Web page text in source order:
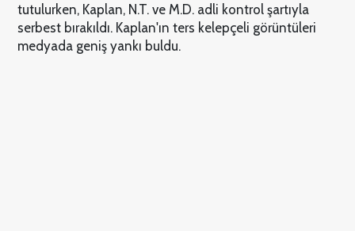
tutulurken, Kaplan, N.T. ve M.D. adli kontrol şartıyla
serbest bırakıldı. Kaplan'ın ters kelepçeli görüntüleri
medyada geniş yankı buldu.